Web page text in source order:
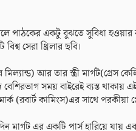
পাঠকের একটু বুঝতে সুবিধা
সেরা থ্রিলার ছবি।
আর তার স্ত্রী মার্গট(গ্রেস
সময় বাইরেই ব্যস্ত থাকায়
(রবার্ট কামিংস)এর সাথে পরকীয়া
মার্গট এর একটি পার্স হারিয়ে যায়